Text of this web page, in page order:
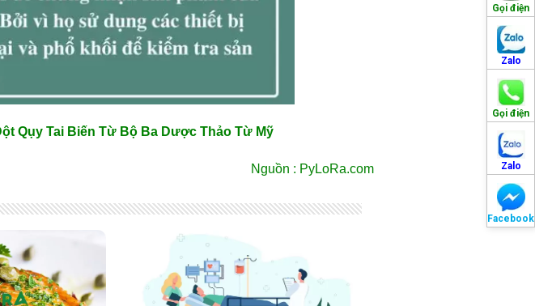
Gọi điện
Zalo
Gọi điện
Zalo
Facebook
Qụy Tai Biến Từ Bộ Ba Dược Thảo Từ Mỹ
Nguồn : PyLoRa.com